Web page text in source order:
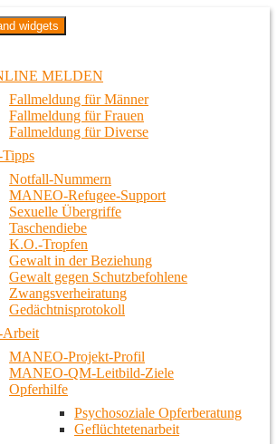
Projekt in Berlin
widgets
MELDEN
Fallmeldung für Männer
Fallmeldung für Frauen
Fallmeldung für Diverse
Notfall-Nummern
MANEO-Refugee-Support
Sexuelle Übergriffe
Taschendiebe
K.O.-Tropfen
Gewalt in der Beziehung
Gewalt gegen Schutzbefohlene
Zwangsverheiratung
Gedächtnisprotokoll
MANEO-Projekt-Profil
MANEO-QM-Leitbild-Ziele
Opferhilfe
Psychosoziale Opferberatung
Geflüchtetenarbeit